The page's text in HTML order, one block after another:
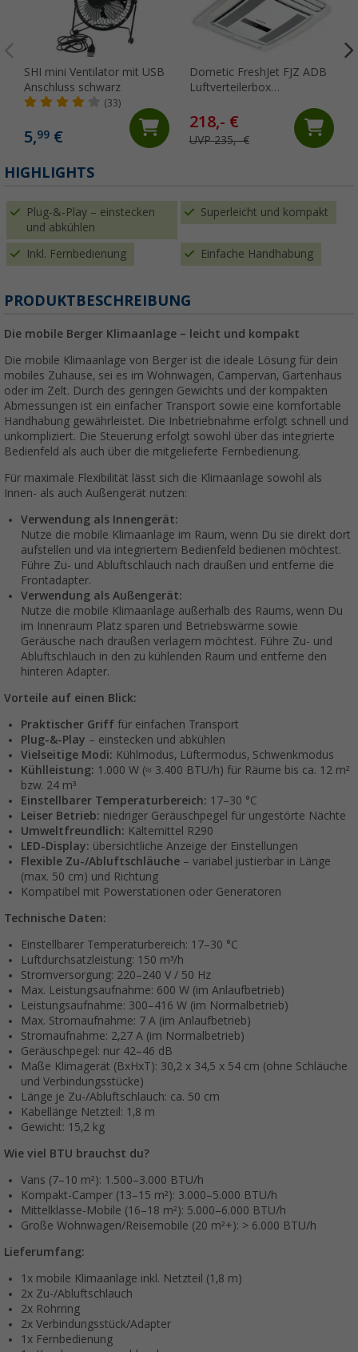
SHI mini Ventilator mit USB
Anschluss schwarz
(33)
5,99 €
Dometic FreshJet FJZ ADB
Luftverteilerbox
FJZ7 Serien warmes Licht
218,- €
UVP 235,- €
HIGHLIGHTS
Plug-&-Play – einstecken
und abkühlen
Superleicht und kompakt
Inkl. Fernbedienung Einfache Handhabung
PRODUKTBESCHREIBUNG
Die mobile Berger Klimaanlage – leicht und kompakt
Die mobile Klimaanlage von Berger ist die ideale Lösung für dein
mobiles Zuhause, sei es im Wohnwagen, Campervan, Gartenhaus
oder im Zelt. Durch des geringen Gewichts und der kompakten
Abmessungen ist ein einfacher Transport sowie eine komfortable
Handhabung gewährleistet. Die Inbetriebnahme erfolgt schnell und
unkompliziert. Die Steuerung erfolgt sowohl über das integrierte
Bedienfeld als auch über die mitgelieferte Fernbedienung.
Für maximale Flexibilität lässt sich die Klimaanlage sowohl als
Innen- als auch Außengerät nutzen:
Verwendung als Innengerät:
Nutze die mobile Klimaanlage im Raum, wenn Du sie direkt dort
aufstellen und via integriertem Bedienfeld bedienen möchtest.
Führe Zu- und Abluftschlauch nach draußen und entferne die
Frontadapter.
Verwendung als Außengerät:
Nutze die mobile Klimaanlage außerhalb des Raums, wenn Du
im Innenraum Platz sparen und Betriebswärme sowie
Geräusche nach draußen verlagern möchtest. Führe Zu- und
Abluftschlauch in den zu kühlenden Raum und entferne den
hinteren Adapter.
Vorteile auf einen Blick:
Praktischer Griff für einfachen Transport
Plug-&-Play – einstecken und abkühlen
Vielseitige Modi: Kühlmodus, Lüftermodus, Schwenkmodus
Kühlleistung: 1.000 W (≈ 3.400 BTU/h) für Räume bis ca. 12 m²
bzw. 24 m³
Einstellbarer Temperaturbereich: 17–30 °C
Leiser Betrieb: niedriger Geräuschpegel für ungestörte Nächte
Umweltfreundlich: Kältemittel R290
LED-Display: übersichtliche Anzeige der Einstellungen
Flexible Zu-/Abluftschläuche – variabel justierbar in Länge
(max. 50 cm) und Richtung
Kompatibel mit Powerstationen oder Generatoren
Technische Daten:
Einstellbarer Temperaturbereich: 17–30 °C
Luftdurchsatzleistung: 150 m³/h
Stromversorgung: 220–240 V / 50 Hz
Max. Leistungsaufnahme: 600 W (im Anlaufbetrieb)
Leistungsaufnahme: 300–416 W (im Normalbetrieb)
Max. Stromaufnahme: 7 A (im Anlaufbetrieb)
Stromaufnahme: 2,27 A (im Normalbetrieb)
Geräuschpegel: nur 42–46 dB
Maße Klimagerät (BxHxT): 30,2 x 34,5 x 54 cm (ohne Schläuche
und Verbindungsstücke)
Länge je Zu-/Abluftschlauch: ca. 50 cm
Kabellänge Netzteil: 1,8 m
Gewicht: 15,2 kg
Wie viel BTU brauchst du?
Vans (7–10 m²): 1.500–3.000 BTU/h
Kompakt-Camper (13–15 m²): 3.000–5.000 BTU/h
Mittelklasse-Mobile (16–18 m²): 5.000–6.000 BTU/h
Große Wohnwagen/Reisemobile (20 m²+): > 6.000 BTU/h
Lieferumfang:
1x mobile Klimaanlage inkl. Netzteil (1,8 m)
2x Zu-/Abluftschlauch
2x Rohrring
2x Verbindungsstück/Adapter
1x Fernbedienung